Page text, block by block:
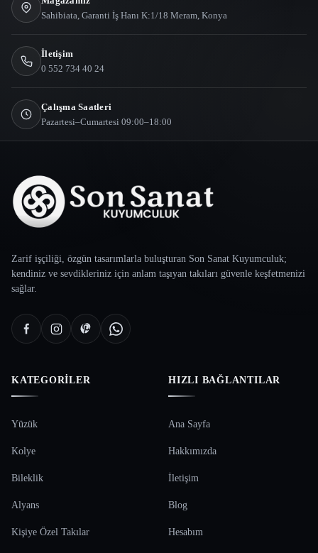
Sahibiata, Garanti İş Hanı K:1/18 Meram, Konya
İletişim
0 552 734 40 24
Çalışma Saatleri
Pazartesi–Cumartesi 09:00–18:00
Zarif işçiliği, özgün tasarımlarla buluşturan Son Sanat Kuyumculuk;
kendiniz ve sevdikleriniz için anlam taşıyan takıları güvenle keşfetmenizi
sağlar.
KATEGORILER
Yüzük
Kolye
Bileklik
Alyans
Kişiye Özel Takılar
HIZLI BAĞLANTILAR
Ana Sayfa
Hakkımızda
İletişim
Blog
Hesabım